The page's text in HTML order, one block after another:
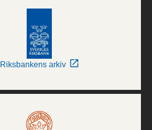
Riksbankens arkiv